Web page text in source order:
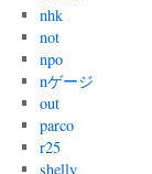
nhk
not
npo
nゲージ
out
parco
r25
shelly